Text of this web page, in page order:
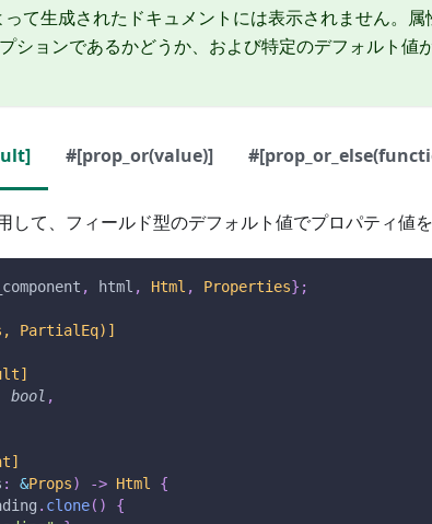
て生成されたドキュメントには表示されません。
ションであるかどうか、および特定のデフォルト値
#[prop_or(value)]
して、フィールド型のデフォルト値でプロパティ値を
, html , Html , Properties} ;
PartialEq)]
bool ,
: &Props) -> Html
{
. clone( )
{